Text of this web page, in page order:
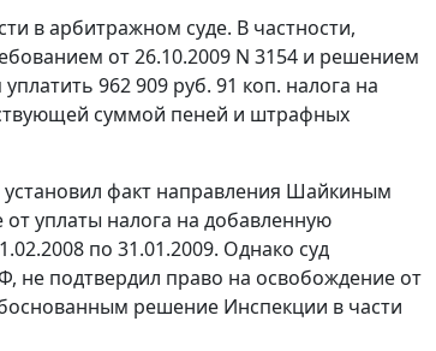
в арбитражном суде. В частности,
от 26.10.2009 N 3154 и решением
962 909 руб. 91 коп. налога на
суммой пеней и штрафных
установил факт направления Шайкиным
уплаты налога на добавленную
по 31.01.2009. Однако суд
не подтвердил право на освобождение от
решение Инспекции в части